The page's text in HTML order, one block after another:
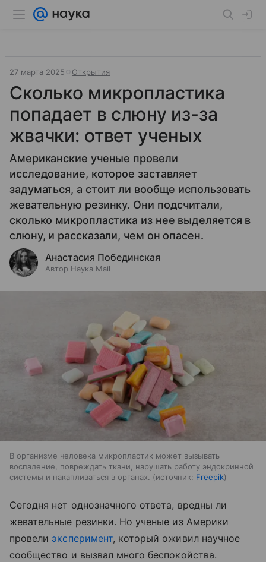
27 марта 2025 Открытия
Сколько микропластика
попадает в слюну из-за
жвачки: ответ ученых
Американские ученые провели
исследование, которое заставляет
задуматься, а стоит ли вообще использовать
жевательную резинку. Они подсчитали,
сколько микропластика из нее выделяется в
слюну, и рассказали, чем он опасен.
Анастасия Побединская
Автор Наука Mail
В организме человека микропластик может вызывать
воспаление, повреждать ткани, нарушать работу эндокринной
системы и накапливаться в органах.
источник: Freepik
Сегодня нет однозначного ответа, вредны ли
жевательные резинки. Но ученые из Америки
провели эксперимент, который оживил научное
сообщество и вызвал много беспокойства.